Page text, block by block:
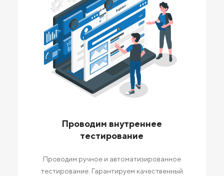
Проводим внутреннее
тестирование
Проводим ручное и автоматизированное
тестирование. Гарантируем качественный